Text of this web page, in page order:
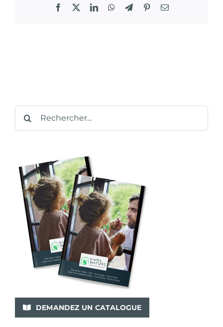
Facebook LinkedInWhatsApp
TelegramPinterestEmail
Rechercher:
DEMANDEZ UN CATALOGUE